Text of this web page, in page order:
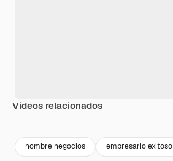
Vídeos relacionados
hombre negocios empresario exitoso